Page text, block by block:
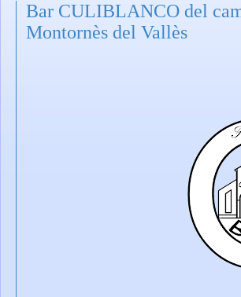
Bar CULIBLANCO del
Montornès del Vallès